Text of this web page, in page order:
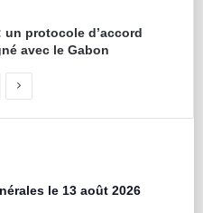
un protocole d’accord
avec le Gabon
le 13 août 2026